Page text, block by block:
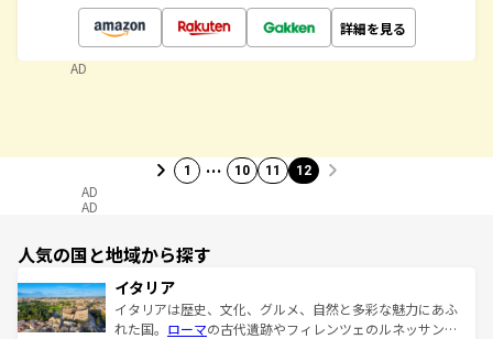
詳細を見る
AD
1 … 10 11 12
AD
AD
人気の国と地域から探す
イタリア
イタリアは歴史、文化、グルメ、自然と多彩な魅力にあふ
れた国。 ローマの古代遺跡やフィレンツェのルネッサンス